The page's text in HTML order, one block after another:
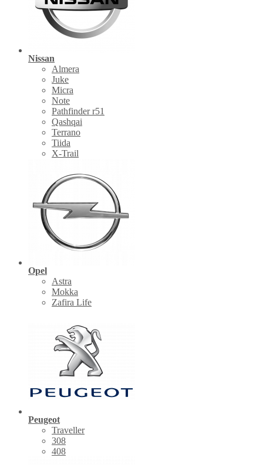
Nissan
Almera
Juke
Micra
Note
Pathfinder r51
Qashqai
Terrano
Tiida
X-Trail
Opel
Astra
Mokka
Zafira Life
Peugeot
Traveller
308
408